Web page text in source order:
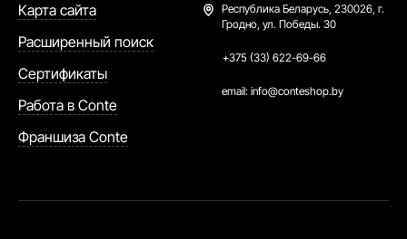
Карта сайта
Расширенный поиск
Сертификаты
Работа в Conte
Франшиза Conte
Республика Беларусь, 230026, г.
Гродно, ул. Победы. 30
+375 (33) 622-69-66
email: info@conteshop.by